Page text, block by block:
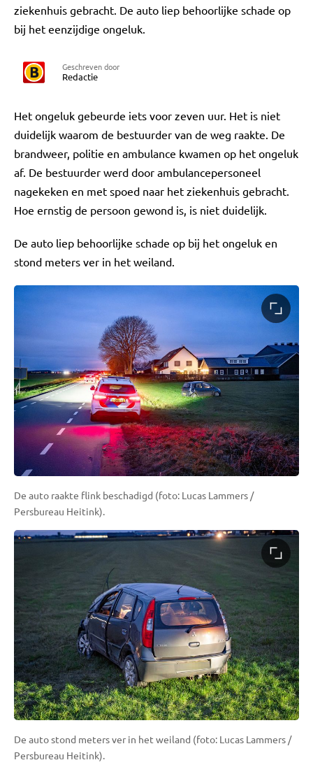
ziekenhuis gebracht. De auto liep behoorlijke schade op
bij het eenzijdige ongeluk.
Geschreven door
Redactie
Het ongeluk gebeurde iets voor zeven uur. Het is niet
duidelijk waarom de bestuurder van de weg raakte. De
brandweer, politie en ambulance kwamen op het ongeluk
af. De bestuurder werd door ambulancepersoneel
nagekeken en met spoed naar het ziekenhuis gebracht.
Hoe ernstig de persoon gewond is, is niet duidelijk.
De auto liep behoorlijke schade op bij het ongeluk en
stond meters ver in het weiland.
De auto raakte flink beschadigd (foto: Lucas Lammers /
Persbureau Heitink).
De auto stond meters ver in het weiland (foto: Lucas Lammers /
Persbureau Heitink).